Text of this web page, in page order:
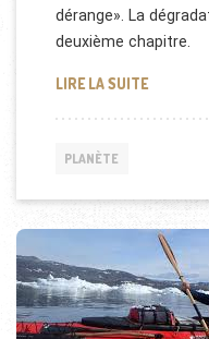
dérange». La
deuxième chapitre.
LIRE LA SUITEAL GORE
PLANÈTE